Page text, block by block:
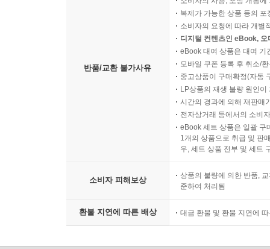
반품/교환 불가사유
복제가 가능한 상품 등의
소비자의 요청에 따라 개별
디지털 컨텐츠인 eBook,
eBook 대여 상품은 대여 기
모바일 쿠폰 등록 후 취소/
중고상품이 구매확정(자동
LP상품의 재생 불량 원인
시간의 경과에 의해 재판매
전자상거래 등에서의 소비
eBook 세트 상품은 일괄 구
1개의 상품으로 취급 및 판
우, 세트 상품 전부 및 세트
소비자 피해보상
상품의 불량에 의한 반품,
준하여 처리됨
환불 지연에 따른 배상 대금 환불 및 환불 지연에